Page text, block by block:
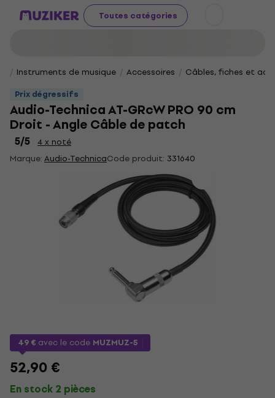
Toutes catégories
Instruments de musique Accessoires
Câbles, fiches et
Prix dégressifs
Audio-Technica AT-GRcW PRO 90 cm
Droit - Angle Câble de patch
5/5 4 x noté
Marque:Audio-TechnicaCode produit: 331640
49 € avec le code MUZMUZ-5
52,90 €
En stock 2 pièces